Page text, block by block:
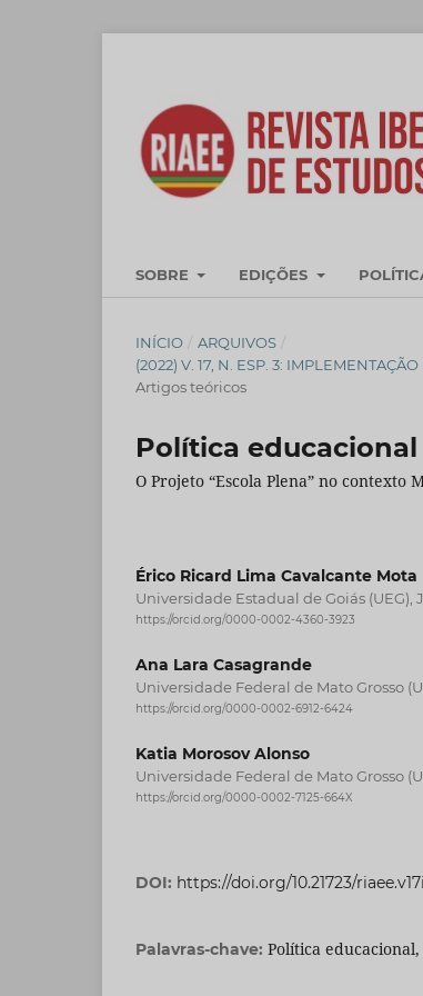
SOBRE EDIÇÕES
INÍCIO / ARQUIVOS /
(2022) V. 17, N. ESP. 3:
Artigos teóricos
Política
O Projeto “Escola Plena” no contexto
Érico Ricard Lima Cavalcante Mota
Universidade Estadual de Goiás (UEG),
https://orcid.org/0000-0002-4360-3923
Ana Lara Casagrande
Universidade Federal de Mato Grosso
https://orcid.org/0000-0002-6912-6424
Katia Morosov Alonso
Universidade Federal de Mato Grosso
https://orcid.org/0000-0002-7125-664X
DOI: https://doi.org/10.21723/
Palavras-chave: Política